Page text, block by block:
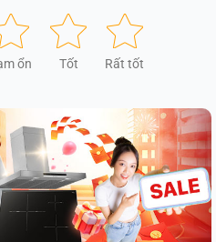
ổn Tốt Rất tốt